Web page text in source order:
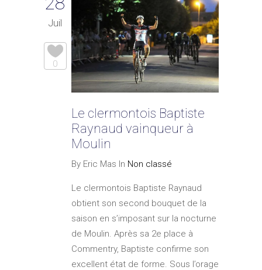
Juil
0
Le clermontois Baptiste
Raynaud vainqueur à
Moulin
By Eric Mas In Non classé
Le clermontois Baptiste Raynaud
obtient son second bouquet de la
saison en s’imposant sur la nocturne
de Moulin. Après sa 2e place à
Commentry, Baptiste confirme son
excellent état de forme. Sous l’orage